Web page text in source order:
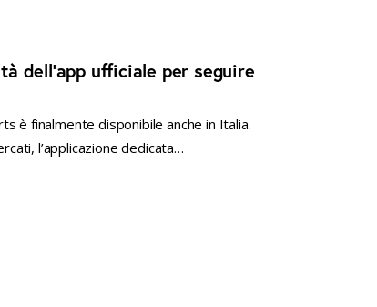
dell’app ufficiale per seguire
è finalmente disponibile anche in Italia.
l’applicazione dedicata…